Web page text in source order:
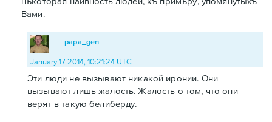
Вами.
papa_gen
January 17 2014, 10:21:24 UTC
Эти люди не вызывают никакой иронии. Они
вызывают лишь жалость. Жалость о том, что они
верят в такую белиберду.